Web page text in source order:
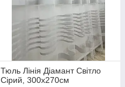
Тюль Лінія Діамант Світло
Сірий, 300х270см